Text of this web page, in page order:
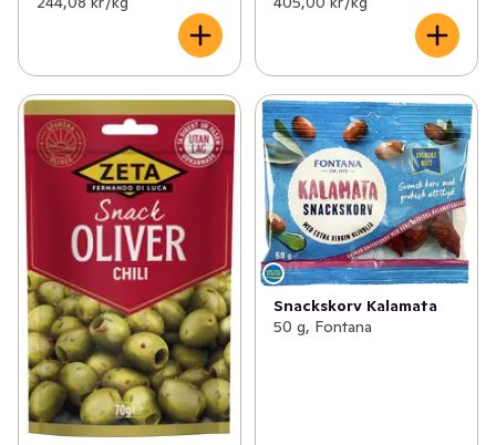
Snackskorv Kalamata
50 g, Fontana